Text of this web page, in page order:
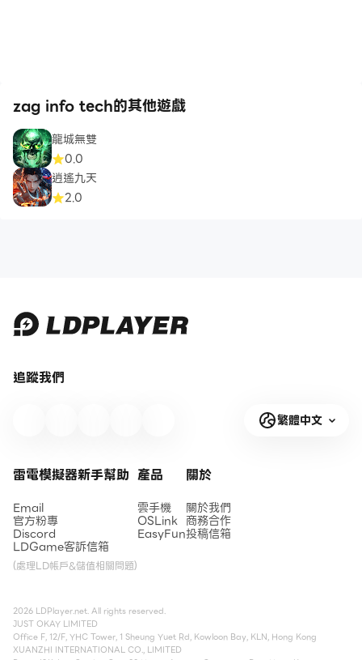
zag info tech的其他遊戲
龍城無雙
0.0
逍遙九天
2.0
追蹤我們
繁體中文
雷電模擬器新手幫助
Email
官方粉專
Discord
LDGame客訴信箱
(處理LD帳戶&儲值相關問題)
產品
雲手機
OSLink
EasyFun
關於
關於我們
商務合作
投稿信箱
2026 LDPlayer.net. All rights reserved.
JUST OKAY LIMITED
Office F, 12/F, YHC Tower, 1 Sheung Yuet Rd, Kowloon Bay, KLN, Hong Kong
XUANZHI INTERNATIONAL CO., LIMITED